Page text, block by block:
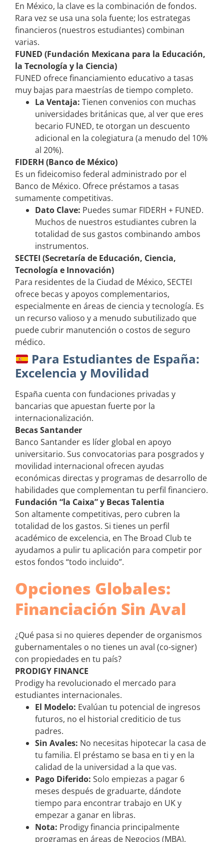
En México, la clave es la combinación de fondos.
Rara vez se usa una sola fuente; los estrategas
financieros (nuestros estudiantes) combinan
varias.
FUNED (Fundación Mexicana para la Educación,
la Tecnología y la Ciencia)
FUNED ofrece financiamiento educativo a tasas
muy bajas para maestrías de tiempo completo.
La Ventaja: Tienen convenios con muchas
universidades británicas que, al ver que eres
becario FUNED, te otorgan un descuento
adicional en la colegiatura (a menudo del 10%
al 20%).
FIDERH (Banco de México)
Es un fideicomiso federal administrado por el
Banco de México. Ofrece préstamos a tasas
sumamente competitivas.
Dato Clave: Puedes sumar FIDERH + FUNED.
Muchos de nuestros estudiantes cubren la
totalidad de sus gastos combinando ambos
instrumentos.
SECTEI (Secretaría de Educación, Ciencia,
Tecnología e Innovación)
Para residentes de la Ciudad de México, SECTEI
ofrece becas y apoyos complementarios,
especialmente en áreas de ciencia y tecnología. Es
un recurso valioso y a menudo subutilizado que
puede cubrir manutención o costos de seguro
médico.
Para Estudiantes de España:
Excelencia y Movilidad
España cuenta con fundaciones privadas y
bancarias que apuestan fuerte por la
internacionalización.
Becas Santander
Banco Santander es líder global en apoyo
universitario. Sus convocatorias para posgrados y
movilidad internacional ofrecen ayudas
económicas directas y programas de desarrollo de
habilidades que complementan tu perfil financiero.
Fundación “la Caixa” y Becas Talentia
Son altamente competitivas, pero cubren la
totalidad de los gastos. Si tienes un perfil
académico de excelencia, en The Broad Club te
ayudamos a pulir tu aplicación para competir por
estos fondos “todo incluido”.
Opciones Globales:
Financiación Sin Aval
¿Qué pasa si no quieres depender de organismos
gubernamentales o no tienes un aval (co-signer)
con propiedades en tu país?
PRODIGY FINANCE
Prodigy ha revolucionado el mercado para
estudiantes internacionales.
El Modelo: Evalúan tu potencial de ingresos
futuros, no el historial crediticio de tus
padres.
Sin Avales: No necesitas hipotecar la casa de
tu familia. El préstamo se basa en ti y en la
calidad de la universidad a la que vas.
Pago Diferido: Solo empiezas a pagar 6
meses después de graduarte, dándote
tiempo para encontrar trabajo en UK y
empezar a ganar en libras.
Nota: Prodigy financia principalmente
programas en áreas de Negocios (MBA),